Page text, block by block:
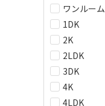
ワンルーム
1DK
2K
2LDK
3DK
4K
4LDK